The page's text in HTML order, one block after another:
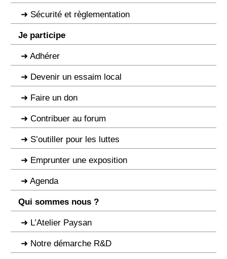
Sécurité et règlementation
Je participe
Adhérer
Devenir un essaim local
Faire un don
Contribuer au forum
S’outiller pour les luttes
Emprunter une exposition
Agenda
Qui sommes nous ?
L’Atelier Paysan
Notre démarche R&D